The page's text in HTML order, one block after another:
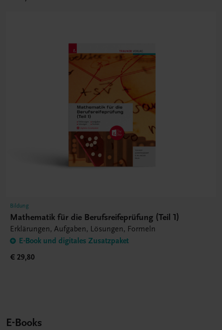
Bildung
Mathematik für die Berufsreifeprüfung (Teil 1)
Erklärungen, Aufgaben, Lösungen, Formeln
E-Book und digitales Zusatzpaket
€ 29,80
E-Books